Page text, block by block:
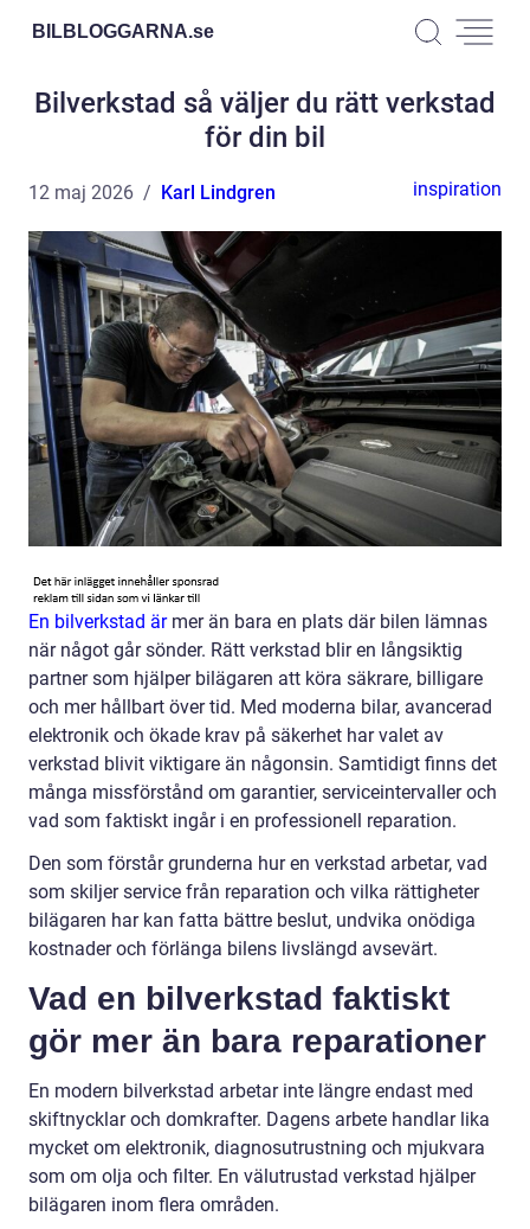
BILBLOGGARNA.se
Bilverkstad så väljer du rätt verkstad
för din bil
12 maj 2026 Karl Lindgren inspiration
En bilverkstad ärmer än bara en plats där bilen lämnas
när något går sönder. Rätt verkstad blir en långsiktig
partner som hjälper bilägaren att köra säkrare, billigare
och mer hållbart över tid. Med moderna bilar, avancerad
elektronik och ökade krav på säkerhet har valet av
verkstad blivit viktigare än någonsin. Samtidigt finns det
många missförstånd om garantier, serviceintervaller och
vad som faktiskt ingår i en professionell reparation.
Den som förstår grunderna hur en verkstad arbetar, vad
som skiljer service från reparation och vilka rättigheter
bilägaren har kan fatta bättre beslut, undvika onödiga
kostnader och förlänga bilens livslängd avsevärt.
Vad en bilverkstad faktiskt
gör mer än bara reparationer
En modern bilverkstad arbetar inte längre endast med
skiftnycklar och domkrafter. Dagens arbete handlar lika
mycket om elektronik, diagnosutrustning och mjukvara
som om olja och filter. En välutrustad verkstad hjälper
bilägaren inom flera områden.